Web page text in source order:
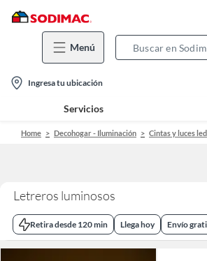
Menú
location-
icon
Ingresa tu ubicación
Servicios
Home Decohogar - Iluminación Cintas y luces led
Letreros luminosos
Retira desde 120 min Llega hoy Envío